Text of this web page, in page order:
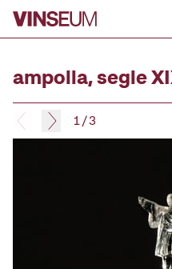
Anar al contingut
ampolla, segle
1/3